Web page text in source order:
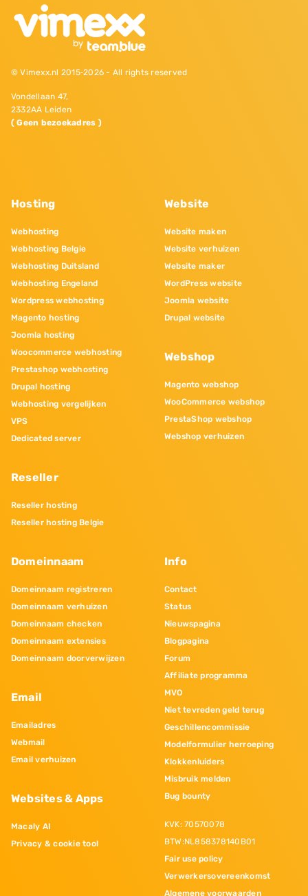
© Vimexx.nl 2015‐2026 - All rights reserved
Vondellaan 47,
2332AA Leiden
( Geen bezoekadres )
Hosting
Webhosting
Webhosting Belgie
Webhosting Duitsland
Webhosting Engeland
Wordpress webhosting
Magento hosting
Joomla hosting
Woocommerce webhosting
Prestashop webhosting
Drupal hosting
Webhosting vergelijken
VPS
Dedicated server
Reseller
Reseller hosting
Reseller hosting Belgie
Website
Website maken
Website verhuizen
Website maker
WordPress website
Joomla website
Drupal website
Webshop
Magento webshop
WooCommerce webshop
PrestaShop webshop
Webshop verhuizen
Domeinnaam
Domeinnaam registreren
Domeinnaam verhuizen
Domeinnaam checken
Domeinnaam extensies
Domeinnaam doorverwijzen
Email
Emailadres
Webmail
Email verhuizen
Websites & Apps
Macaly AI
Privacy & cookie tool
Info
Contact
Status
Nieuwspagina
Blogpagina
Forum
Affiliate programma
MVO
Niet tevreden geld terug
Geschillencommissie
Modelformulier herroeping
Klokkenluiders
Misbruik melden
Bug bounty
KVK: 70570078
BTW:NL858378140B01
Fair use policy
Verwerkersovereenkomst
Algemene voorwaarden